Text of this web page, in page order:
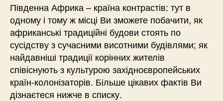
Південна Африка – країна контрастів: тут в
одному і тому ж місці Ви зможете побачити, як
африканські традиційні будови стоять по
сусідству з сучасними висотними будівлями; як
найдавніші традиції корінних жителів
співіснують з культурою західноєвропейських
країн-колонізаторів. Більше цікавих фактів Ви
дізнаєтеся нижче в списку.